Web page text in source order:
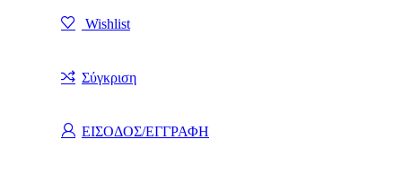
Wishlist
Σύγκριση
ΕΙΣΟΔΟΣ/ΕΓΓΡΑΦΗ